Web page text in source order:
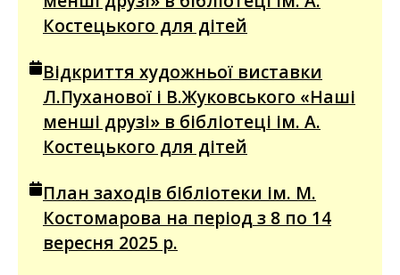
Костецького для дітей
Відкриття художньої виставки
Л.Пуханової і В.Жуковського «Наші
менші друзі» в бібліотеці ім. А.
Костецького для дітей
План заходів бібліотеки ім. М.
Костомарова на період з 8 по 14
вересня 2025 р.